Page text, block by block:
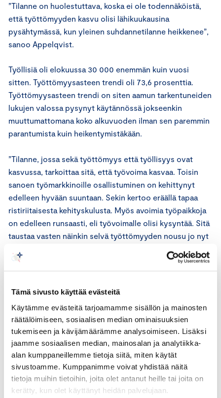
Tämä sivusto käyttää evästeitä
Käytämme evästeitä tarjoamamme sisällön ja mainosten
räätälöimiseen, sosiaalisen median ominaisuuksien
tukemiseen ja kävijämäärämme analysoimiseen. Lisäksi
jaamme sosiaalisen median, mainosalan ja analytiikka-
alan kumppaneillemme tietoja siitä, miten käytät
sivustoamme. Kumppanimme voivat yhdistää näitä
tietoja muihin tietoihin, joita olet antanut heille tai joita on
kerätty, kun olet käyttänyt heidän palvelujaan.
”Tilanne on huolestuttava, koska ei ole todennäköistä,
että työttömyyden kasvu olisi lähikuukausina
pysähtymässä, kun yleinen suhdannetilanne heikkenee”,
sanoo Appelqvist.
Työllisiä oli elokuussa 30 000 enemmän kuin vuosi
sitten. Työttömyysasteen trendi oli 73,6 prosenttia.
Työttömyysasteen trendi on siten aamun tarkentuneiden
lukujen valossa pysynyt käytännössä jokseenkin
muuttumattomana koko alkuvuoden ilman sen paremmin
parantumista kuin heikentymistäkään.
”Tilanne, jossa sekä työttömyys että työllisyys ovat
kasvussa, tarkoittaa sitä, että työvoima kasvaa. Toisin
sanoen työmarkkinoille osallistuminen on kehittynyt
edelleen hyvään suuntaan. Sekin kertoo eräällä tapaa
ristiriitaisesta kehityskulusta. Myös avoimia työpaikkoja
on edelleen runsaasti, eli työvoimalle olisi kysyntää. Sitä
taustaa vasten näinkin selvä työttömyyden nousu jo nyt
Appelqvistin mukaan korkea työllisyysaste kannattelee
työmarkkinoiden paras veto on nyt poissa ja työttömyys
kasvaa jo.
”Huippu koettiin keväällä, minkä jälkeen on siirrytty
hitaasti etenevään heikkenemisvaiheeseen. Jatkossa
yleinen suhdannekuva on viilenemässä varsin ripeästi
kotitalouksien ostovoiman supistuessa ja kansainvälisen
vientikysynnän heiketessä, mikä tulee latistamaan myös